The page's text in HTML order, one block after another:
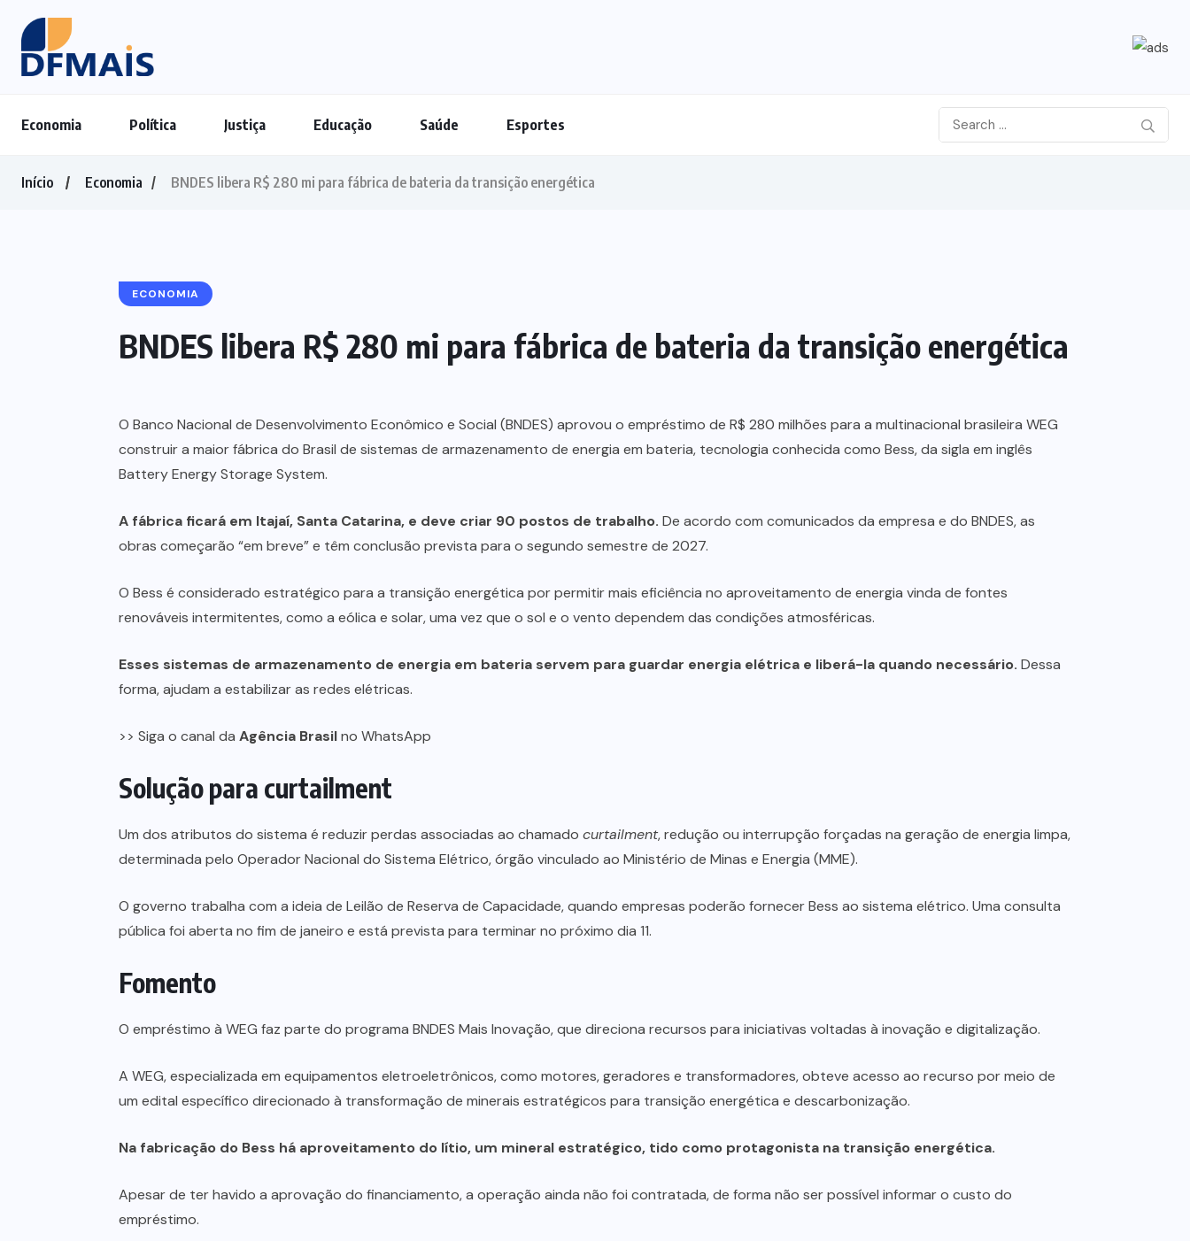
Economia Política Justiça Educação Saúde Esportes
Início Economia BNDES libera R$ 280 mi para fábrica de bateria da transição energética
ECONOMIA
BNDES libera R$ 280 mi para fábrica de bateria da transição energética
O Banco Nacional de Desenvolvimento Econômico e Social (BNDES) aprovou o empréstimo de R$ 280 milhões para a multinacional brasileira WEG
construir a maior fábrica do Brasil de sistemas de armazenamento de energia em bateria, tecnologia conhecida como Bess, da sigla em inglês
Battery Energy Storage System.
A fábrica ficará em Itajaí, Santa Catarina, e deve criar 90 postos de trabalho. De acordo com comunicados da empresa e do BNDES, as
obras começarão “em breve” e têm conclusão prevista para o segundo semestre de 2027.
O Bess é considerado estratégico para a transição energética por permitir mais eficiência no aproveitamento de energia vinda de fontes
renováveis intermitentes, como a eólica e solar, uma vez que o sol e o vento dependem das condições atmosféricas.
Esses sistemas de armazenamento de energia em bateria servem para guardar energia elétrica e liberá-la quando necessário. Dessa
forma, ajudam a estabilizar as redes elétricas.
>> Siga o canal da Agência Brasilno WhatsApp
Solução para curtailment
Um dos atributos do sistema é reduzir perdas associadas ao chamado curtailment, redução ou interrupção forçadas na geração de energia limpa,
determinada pelo Operador Nacional do Sistema Elétrico, órgão vinculado ao Ministério de Minas e Energia (MME).
O governo trabalha com a ideia de Leilão de Reserva de Capacidade, quando empresas poderão fornecer Bess ao sistema elétrico. Uma consulta
pública foi aberta no fim de janeiro e está prevista para terminar no próximo dia 11.
Fomento
O empréstimo à WEG faz parte do programa BNDES Mais Inovação, que direciona recursos para iniciativas voltadas à inovação e digitalização.
A WEG, especializada em equipamentos eletroeletrônicos, como motores, geradores e transformadores, obteve acesso ao recurso por meio de
um edital específico direcionado à transformação de minerais estratégicos para transição energética e descarbonização.
Na fabricação do Bess há aproveitamento do lítio, um mineral estratégico, tido como protagonista na transição energética.
Apesar de ter havido a aprovação do financiamento, a operação ainda não foi contratada, de forma não ser possível informar o custo do
empréstimo.